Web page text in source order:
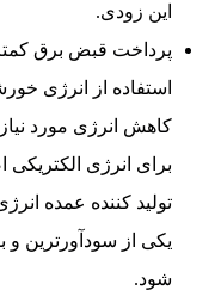
این زودی.
پرداخت قبض برق
استفاده از انرژی
کاهش انرژی مورد
برای انرژی
تولید کننده عمده
یکی از سودآورترین
شود.